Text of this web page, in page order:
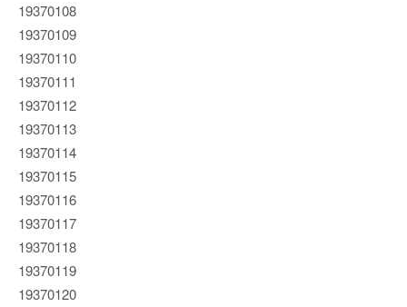
19370108
19370109
19370110
19370111
19370112
19370113
19370114
19370115
19370116
19370117
19370118
19370119
19370120